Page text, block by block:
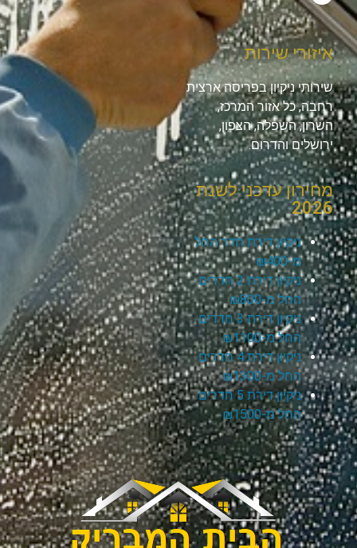
איזורי שירות
שירותי ניקיון בפריסה ארצית
רחבה, כל אזור המרכז,
השרון, השפלה, הצפון,
ירושלים והדרום.
מחירון עדכני לשנת
2026
ניקיון דירת חדר החל
מ-₪400
ניקיון דירת 2 חדרים
החל מ-₪800
ניקיון דירת 3 חדרים
החל מ-₪1100
ניקיון דירת 4 חדרים
החל מ-₪1300
ניקיון דירת 5 חדרים
החל מ-₪1500